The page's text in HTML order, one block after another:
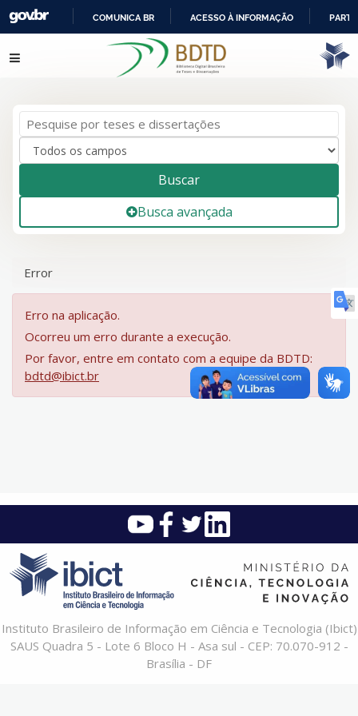
IR
PARA
COMUNICA BR ACESSO À INFORMAÇÃO
Pular para o conteúdo
Buscar
Busca avançada
Error
Erro na aplicação.
Ocorreu um erro durante a execução.
Por favor, entre em contato com a equipe da BDTD:
bdtd@ibict.br
Instituto Brasileiro de Informação em Ciência e Tecnologia (Ibict)
SAUS Quadra 5 - Lote 6 Bloco H - Asa sul - CEP: 70.070-912 -
Brasília - DF